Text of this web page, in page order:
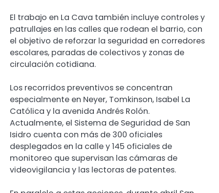
El trabajo en La Cava también incluye controles y
patrullajes en las calles que rodean el barrio, con
el objetivo de reforzar la seguridad en corredores
escolares, paradas de colectivos y zonas de
circulación cotidiana.
Los recorridos preventivos se concentran
especialmente en Neyer, Tomkinson, Isabel La
Católica y la avenida Andrés Rolón.
Actualmente, el Sistema de Seguridad de San
Isidro cuenta con más de 300 oficiales
desplegados en la calle y 145 oficiales de
monitoreo que supervisan las cámaras de
videovigilancia y las lectoras de patentes.